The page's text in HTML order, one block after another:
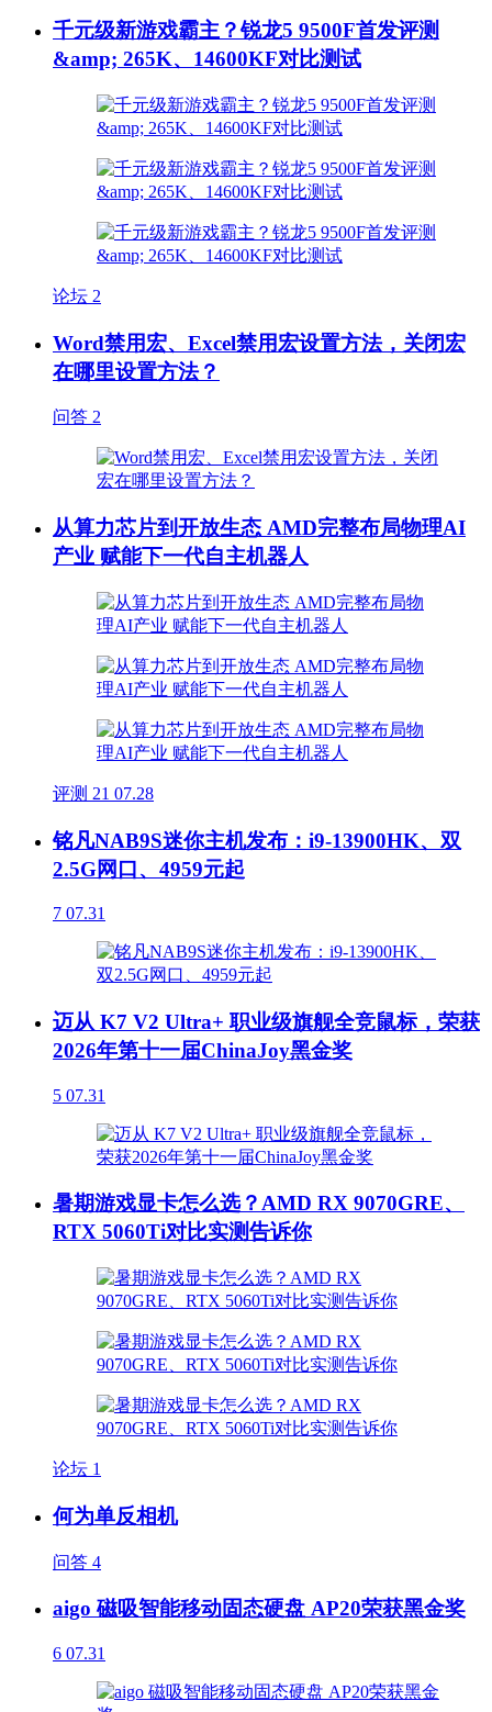
千元级新游戏霸主？锐龙5 9500F首发评测
&amp; 265K、14600KF对比测试
论坛 2
Word禁用宏、Excel禁用宏设置方法，关闭宏
在哪里设置方法？
问答 2
从算力芯片到开放生态 AMD完整布局物理AI
产业 赋能下一代自主机器人
评测 21 07.28
铭凡NAB9S迷你主机发布：i9-13900HK、双
2.5G网口、4959元起
7 07.31
迈从 K7 V2 Ultra+ 职业级旗舰全竞鼠标，荣获
2026年第十一届ChinaJoy黑金奖
5 07.31
暑期游戏显卡怎么选？AMD RX 9070GRE、
RTX 5060Ti对比实测告诉你
论坛 1
何为单反相机
问答 4
aigo 磁吸智能移动固态硬盘 AP20荣获黑金奖
6 07.31